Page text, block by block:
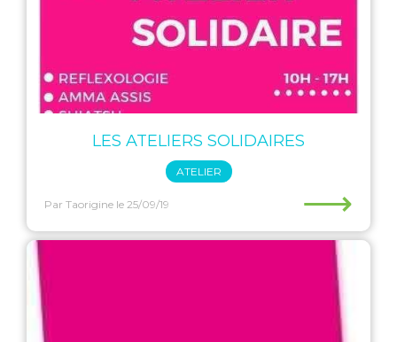
LES ATELIERS SOLIDAIRES
ATELIER
Par Taorigine le 25/09/19 ⟶